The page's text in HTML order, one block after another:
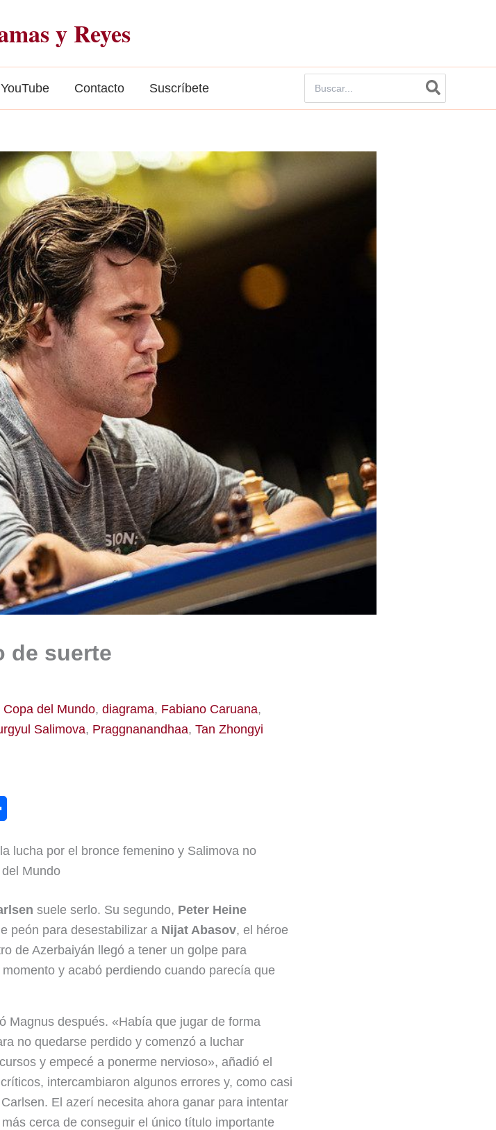
y Reyes
YouTube Contacto Suscríbete
por:
de suerte
Copa del Mundo, diagrama, Fabiano Caruana,
Salimova, Praggnanandhaa, Tan Zhongyi
m
a
r
t
lucha por el bronce femenino y Salimova no
Mundo
suele serlo. Su segundo, Peter Heine
peón para desestabilizar a Nijat Abasov, el héroe
de Azerbaiyán llegó a tener un golpe para
y acabó perdiendo cuando parecía que
Magnus después. «Había que jugar de forma
no quedarse perdido y comenzó a luchar
y empecé a ponerme nervioso», añadió el
intercambiaron algunos errores y, como casi
El azerí necesita ahora ganar para intentar
cerca de conseguir el único título importante